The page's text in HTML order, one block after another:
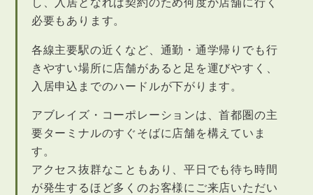
し、入居となれば契約のため何度か店舗に行く
必要もあります。
各線主要駅の近くなど、通勤・通学帰りでも行
きやすい場所に店舗があると足を運びやすく、
入居申込までのハードルが下がります。
アブレイズ・コーポレーションは、首都圏の主
要ターミナルのすぐそばに店舗を構えていま
す。
アクセス抜群なこともあり、平日でも待ち時間
が発生するほど多くのお客様にご来店いただい